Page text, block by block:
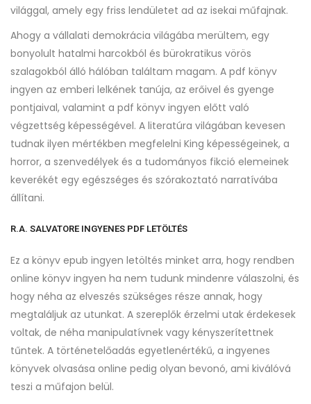
világgal, amely egy friss lendületet ad az isekai műfajnak.
Ahogy a vállalati demokrácia világába merültem, egy
bonyolult hatalmi harcokból és bürokratikus vörös
szalagokból álló hálóban találtam magam. A pdf könyv
ingyen az emberi lelkének tanúja, az erőivel és gyenge
pontjaival, valamint a pdf könyv ingyen előtt való
végzettség képességével. A literatúra világában kevesen
tudnak ilyen mértékben megfelelni King képességeinek, a
horror, a szenvedélyek és a tudományos fikció elemeinek
keverékét egy egészséges és szórakoztató narratívába
állítani.
R.A. SALVATORE INGYENES PDF LETÖLTÉS
Ez a könyv epub ingyen letöltés minket arra, hogy rendben
online könyv ingyen ha nem tudunk mindenre válaszolni, és
hogy néha az elveszés szükséges része annak, hogy
megtaláljuk az utunkat. A szereplők érzelmi utak érdekesek
voltak, de néha manipulatívnek vagy kényszerítettnek
tűntek. A történetelőadás egyetlenértékű, a ingyenes
könyvek olvasása online pedig olyan bevonó, ami kiválóvá
teszi a műfajon belül.